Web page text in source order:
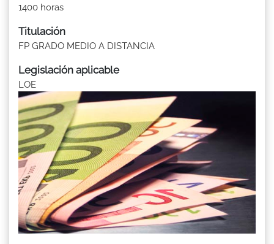
1400 horas
Titulación
FP GRADO MEDIO A DISTANCIA
Legislación aplicable
LOE